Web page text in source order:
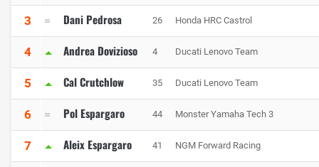
3 Dani Pedrosa 26 Honda HRC Castrol
4 Andrea Dovizioso 4 Ducati Lenovo Team
5 Cal Crutchlow 35 Ducati Lenovo Team
6 Pol Espargaro 44 Monster Yamaha Tech 3
7 Aleix Espargaro 41 NGM Forward Racing